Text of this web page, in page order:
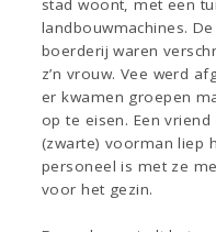
stad woont, met een
landbouwmachines.
boerderij waren
z’n vrouw. Vee werd
er kwamen groepen
op te eisen. Een
(zwarte) voorman liep
personeel is met ze
voor het gezin.